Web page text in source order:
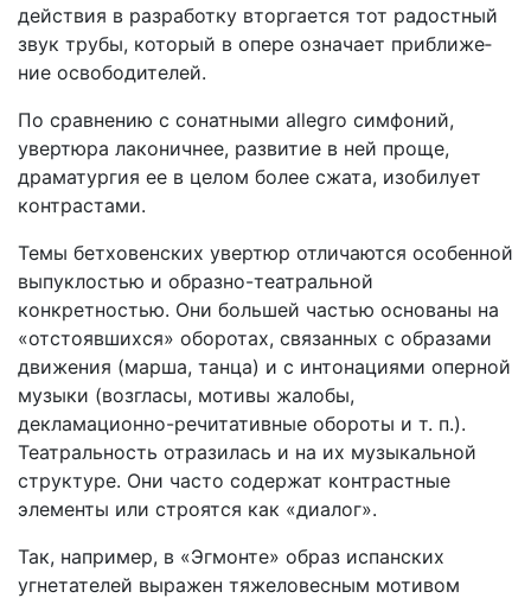
действия в разработку вторгает­ся тот радостный
звук трубы, который в опере означает приближе­
ние освободителей.
По сравнению с сонатными allegro симфоний,
увертюра лако­ничнее, развитие в ней проще,
драматургия ее в целом более сжа­та, изобилует
контрастами.
Темы бетховенских увертюр отличаются особенной
выпуклостью и образно-театральной
конкретностью. Они большей частью осно­ваны на
«отстоявшихся» оборотах, связанных с образами
движе­ния (марша, танца) и с интонациями оперной
музыки (возгласы, мотивы жалобы,
декламационно-речитативные обороты и т. п.).
Театральность отразилась и на их музыкальной
структуре. Они часто содержат контрастные
элементы или строятся как «диалог».
Так, например, в «Эгмонте» образ испанских
угнетателей вы­ражен тяжеловесным мотивом